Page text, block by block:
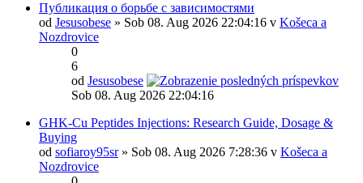
Публикация о борьбе с зависимостями
od Jesusobese » Sob 08. Aug 2026 22:04:16 v Košeca a
Nozdrovice
0
6
od Jesusobese
Sob 08. Aug 2026 22:04:16
GHK-Cu Peptides Injections: Research Guide, Dosage &
Buying
od sofiaroy95sr» Sob 08. Aug 2026 7:28:36 v Košeca a
Nozdrovice